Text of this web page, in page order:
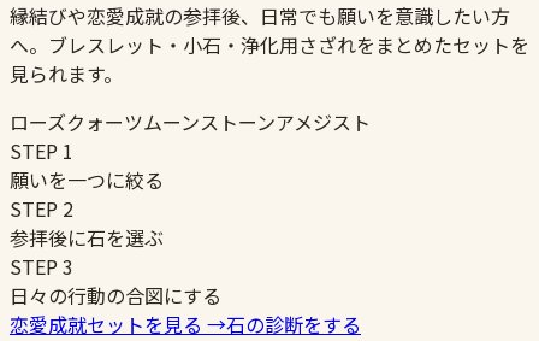
縁結びや恋愛成就の参拝後、日常でも願いを意識したい方
へ。ブレスレット・小石・浄化用さざれをまとめたセットを
見られます。
ローズクォーツムーンストーンアメジスト
STEP 1
願いを一つに絞る
STEP 2
参拝後に石を選ぶ
STEP3
日々の行動の合図にする
恋愛成就セットを見る →石の診断をする